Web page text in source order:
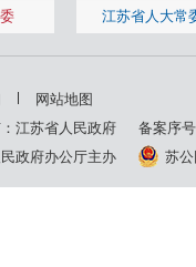
江苏省人大常
网站地图
江苏省人民政府
备案序
政府办公厅主办
苏